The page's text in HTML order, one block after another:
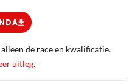
de race en kwalificatie.
uitleg.